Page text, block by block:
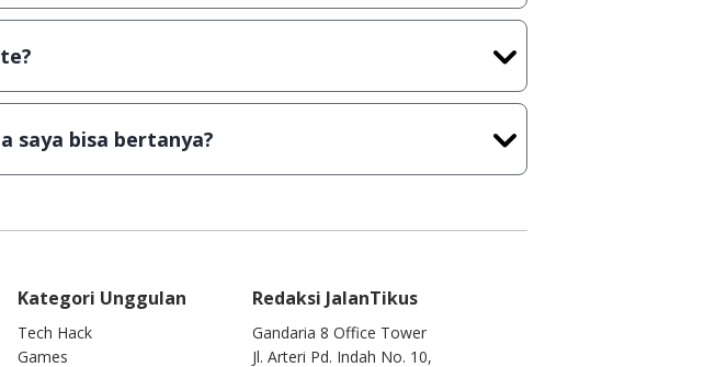
menyertakan Nama Aplikasi/Games, Deskripsi serta
hingga saat ini kita masih melakukan upload-download
saya bisa bertanya?
Kirim pertanyaan kamu keinfo@jalantikus.com
Redaksi JalanTikus
Gandaria 8 Office Tower
Jl. Arteri Pd. Indah No. 10,
Kategori Unggulan
Tech Hack
Games